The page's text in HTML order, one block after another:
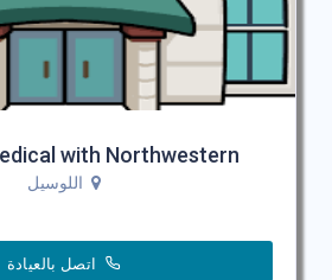
with Northwestern
اللوسيل
اتصل بالعيادة